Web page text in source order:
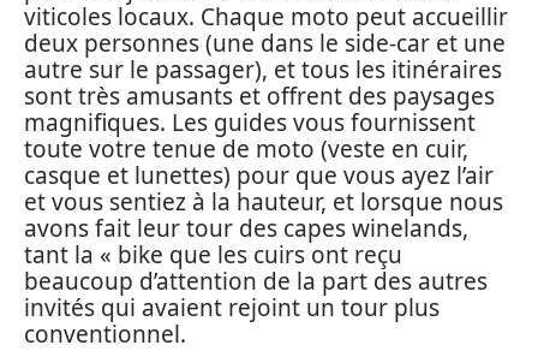
viticoles locaux. Chaque moto peut accueillir
deux personnes (une dans le side-car et une
autre sur le passager), et tous les itinéraires
sont très amusants et offrent des paysages
magnifiques. Les guides vous fournissent
toute votre tenue de moto (veste en cuir,
casque et lunettes) pour que vous ayez l’air
et vous sentiez à la hauteur, et lorsque nous
avons fait leur tour des capes winelands,
tant la « bike que les cuirs ont reçu
beaucoup d’attention de la part des autres
invités qui avaient rejoint un tour plus
conventionnel.